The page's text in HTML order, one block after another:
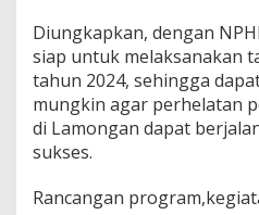
Diungkapkan, dengan
siap untuk melaksanakan
tahun 2024, sehingga
mungkin agar perhelatan
di Lamongan dapat
sukses.
Rancangan